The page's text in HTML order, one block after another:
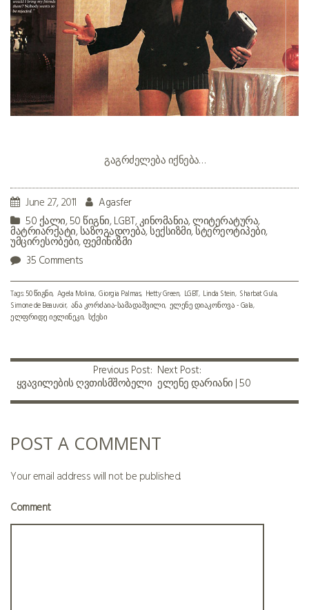
გაგრძელება იქნება…
June 27, 2011
Agasfer
50 ქალი,50 წიგნი,LGBT,კინომანია,ლიტერატურა,
მატრიარქატი,საზოგადოება,სექსიზმი,სტერეოტიპები,
უმცირესობები,ფემინიზმი
35 Comments
Tags:50 წიგნი Agela Molina Giorgia Palmas Hetty Green LGBT Linda Stein Sharbat Gula
Simone de Beauvoir ანა კორძაია-სამადაშვილი ელენე დიაკონოვა - Gala
ელფრიდე იელინეკი სქესი
Previous Post:
ყვავილების ღვთისმშობელი
(18+)
Next Post:
ელენე დარიანი | 50
POST A COMMENT
Your email address will not be published.
Comment